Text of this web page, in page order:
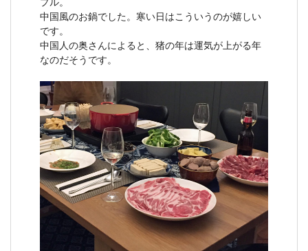
中国風のお鍋でした。寒い日はこういうのが嬉しい
です。
中国人の奥さんによると、猪の年は運気が上がる年
なのだそうです。